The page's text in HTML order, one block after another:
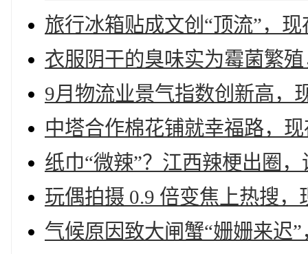
旅行冰箱贴成文创“顶流”，
衣服阴干的臭味实为霉菌繁
9月物流业景气指数创新高，
中塔合作棉花铺就幸福路，
纸巾“微辣”？江西辣梗出圈
玩偶拍摄 0.9 倍变焦上热搜
气候原因致大闸蟹“姗姗来迟